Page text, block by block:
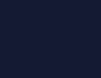
А путь в